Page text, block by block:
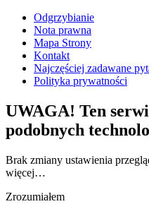
Odgrzybianie
Nota prawna
Mapa Strony
Kontakt
Najczęściej zadawane
Polityka prywatności
UWAGA! Ten
podobnych
Brak zmiany ustawienia
więcej…
Zrozumiałem